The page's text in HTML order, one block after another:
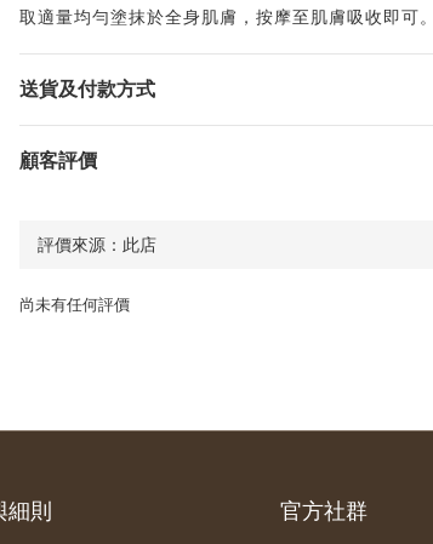
取適量均勻塗抹於全身肌膚，按摩至肌膚吸收即可。
送貨及付款方式
顧客評價
尚未有任何評價
細則 官方社群